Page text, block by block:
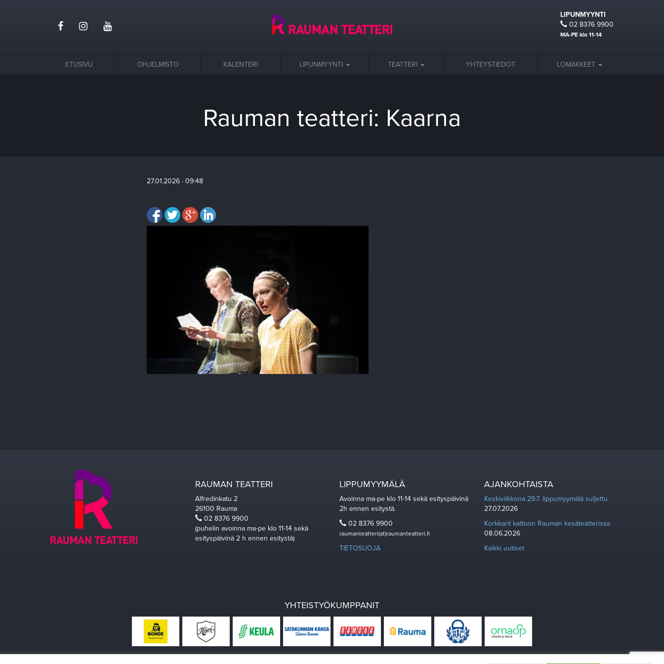
LIPUNMYYNTI
02 8376 9900
MA-PE klo 11-14
ETUSIVU OHJELMISTO KALENTERI LIPUNMYYNTI TEATTERI YHTEYSTIEDOT LOMAKKEET
Rauman teatteri: Kaarna
27.01.2026 · 09:48
RAUMAN TEATTERI
Alfredinkatu 2
26100 Rauma
02 8376 9900
(puhelin avoinna ma-pe klo 11-14 sekä
esityspäivinä 2 h ennen esitystä)
LIPPUMYYMÄLÄ
Avoinna ma-pe klo 11-14 sekä esityspäivinä
2h ennen esitystä.
02 8376 9900
raumanteatteri(at)raumanteatteri.fi
TIETOSUOJA
AJANKOHTAISTA
Keskiviikkona 29.7. lippumyymälä suljettu
27.07.2026
Korkkarit kattoon Rauman kesäteatterissa
08.06.2026
Kaikki uutiset
YHTEISTYÖKUMPPANIT